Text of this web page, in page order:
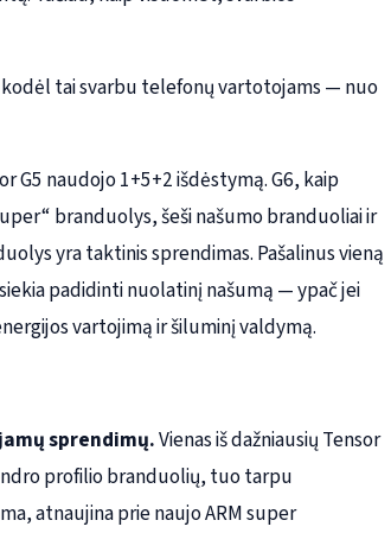
kodėl tai svarbu telefonų vartotojams — nuo
G5 naudojo 1+5+2 išdėstymą. G6, kaip
branduolys, šeši našumo branduoliai ir
yra taktinis sprendimas. Pašalinus vieną
padidinti nuolatinį našumą — ypač jei
vartojimą ir šiluminį valdymą.
sprendimų.Vienas iš dažniausių Tensor
profilio branduolių, tuo tarpu
atnaujina prie naujo ARM super